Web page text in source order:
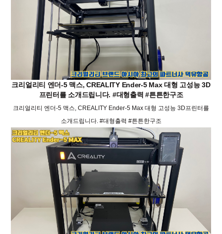
크리얼리티 엔더-5 맥스, CREALITY Ender-5 Max 대형 고성능 3D
프린터를 소개드립니다. #대형출력 #튼튼한구조
크리얼리티 엔더-5 맥스, CREALITY Ender-5 Max 대형 고성능 3D프린터를
소개드립니다. #대형출력 #튼튼한구조